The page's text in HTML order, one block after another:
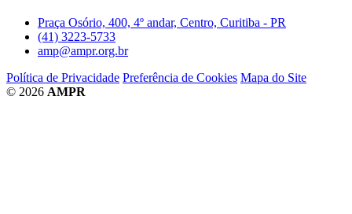
Praça Osório, 400, 4º andar, Centro, Curitiba - PR
(41) 3223-5733
amp@ampr.org.br
Política de Privacidade Preferência de Cookies Mapa do Site
© 2026 AMPR